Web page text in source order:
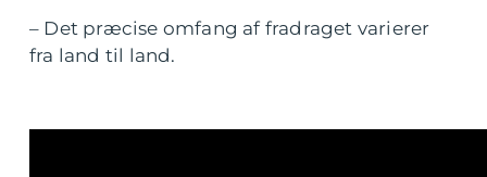
– Det præcise omfang af fradraget varierer
fra land til land.